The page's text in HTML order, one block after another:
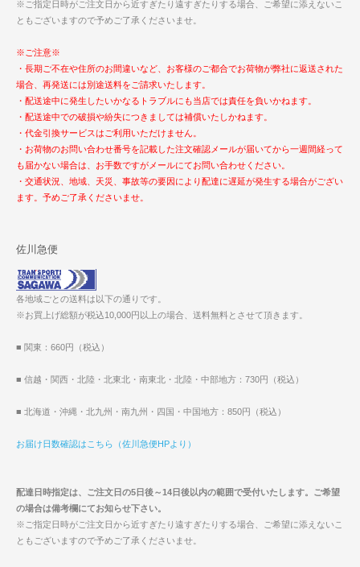
※ご指定日時がご注文日から近すぎたり遠すぎたりする場合、ご希望に添えないこ
ともございますので予めご了承くださいませ。
※ご注意※
・長期ご不在や住所のお間違いなど、お客様のご都合でお荷物が弊社に返送された
場合、再発送には別途送料をご請求いたします。
・配送途中に発生したいかなるトラブルにも当店では責任を負いかねます。
・配送途中での破損や紛失につきましては補償いたしかねます。
・代金引換サービスはご利用いただけません。
・お荷物のお問い合わせ番号を記載した注文確認メールが届いてから一週間経って
も届かない場合は、お手数ですがメールにてお問い合わせください。
・交通状況、地域、天災、事故等の要因により配達に遅延が発生する場合がござい
ます。予めご了承くださいませ。
佐川急便
各地域ごとの送料は以下の通りです。
※お買上げ総額が税込10,000円以上の場合、送料無料とさせて頂きます。
■ 関東：660円（税込）
■ 信越・関西・北陸・北東北・南東北・北陸・中部地方：730円（税込）
■ 北海道・沖縄・北九州・南九州・四国・中国地方：850円（税込）
お届け日数確認はこちら（佐川急便HPより）
配達日時指定は、ご注文日の5日後～14日後以内の範囲で受付いたします。ご希望
の場合は備考欄にてお知らせ下さい。
※ご指定日時がご注文日から近すぎたり遠すぎたりする場合、ご希望に添えないこ
ともございますので予めご了承くださいませ。